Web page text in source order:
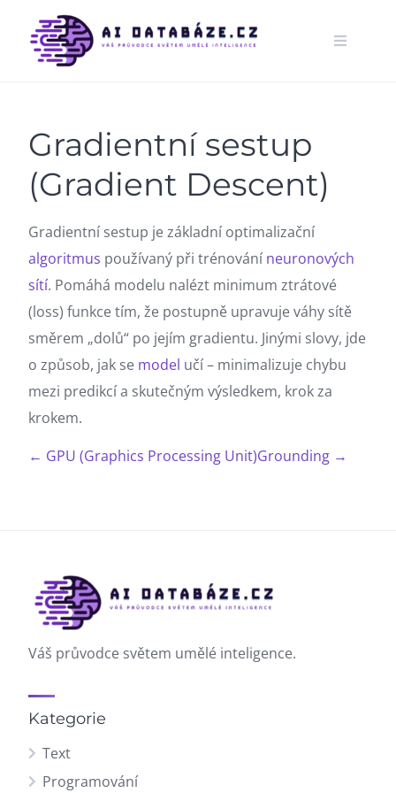
content
Gradientní sestup
(Gradient Descent)
Gradientní sestup je základní optimalizační
algoritmus používaný při trénování neuronových
sítí. Pomáhá modelu nalézt minimum ztrátové
(loss) funkce tím, že postupně upravuje váhy sítě
směrem „dolů“ po jejím gradientu. Jinými slovy, jde
o způsob, jak se model učí – minimalizuje chybu
mezi predikcí a skutečným výsledkem, krok za
krokem.
← GPU (Graphics Processing Unit)Grounding →
Váš průvodce světem umělé inteligence.
Kategorie
Text
Programování